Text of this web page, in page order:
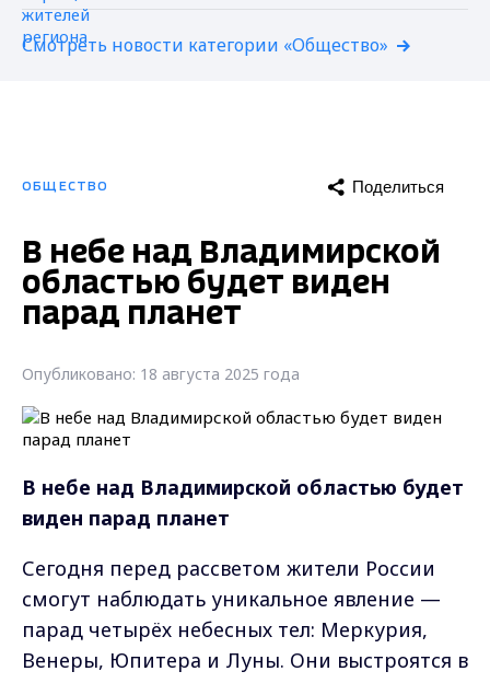
Смотреть новости категории «Общество»
ОБЩЕСТВО Поделиться
В небе над Владимирской
областью будет виден
парад планет
Опубликовано: 18 августа 2025 года
В небе над Владимирской областью будет
виден парад планет
Сегодня перед рассветом жители России
смогут наблюдать уникальное явление —
парад четырёх небесных тел: Меркурия,
Венеры, Юпитера и Луны. Они выстроятся в